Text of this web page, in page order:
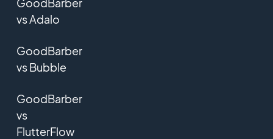
vs Adalo
GoodBarber
vs Bubble
GoodBarber
vs
FlutterFlow